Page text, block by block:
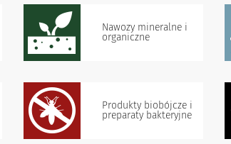
Nawozy mineralne i
organiczne
Produkty biobójcze i
preparaty bakteryjne